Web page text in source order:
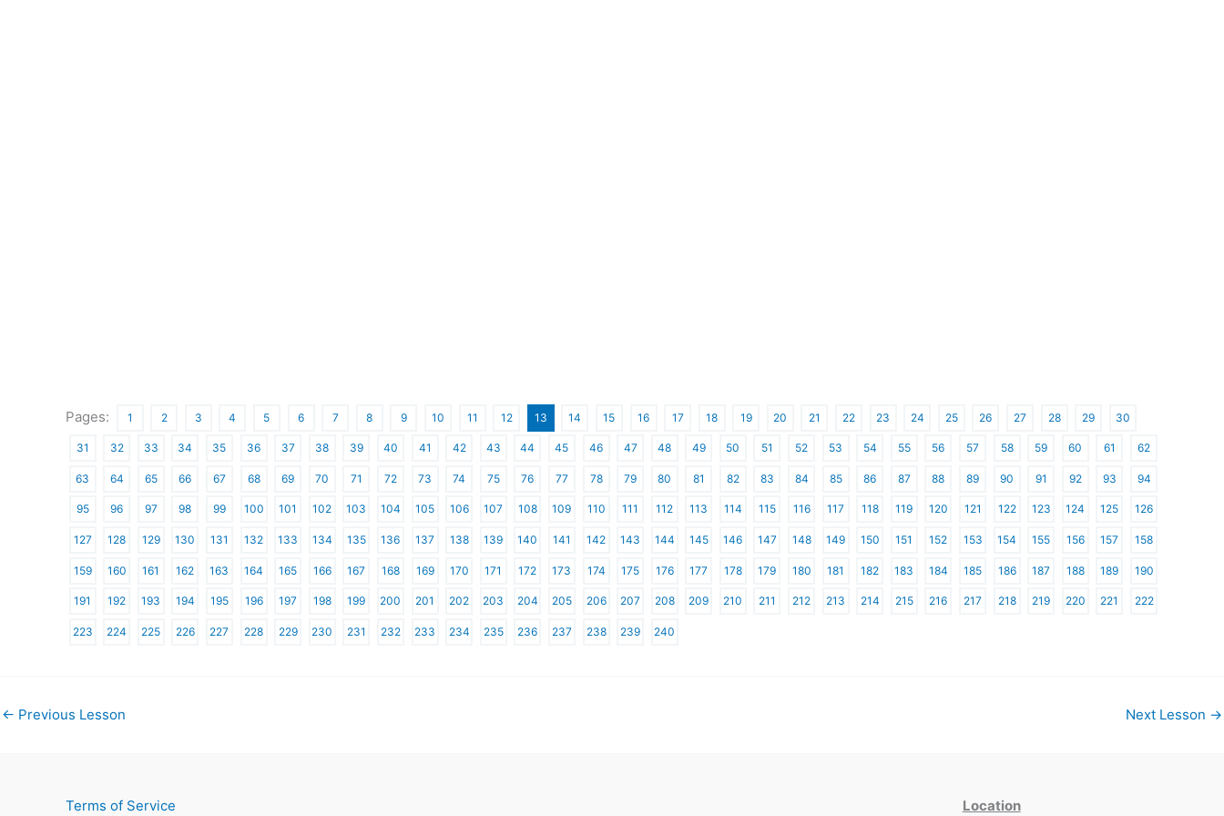
Pages: 1 2 3 4 5 6 7 8 9 10 11 12 13 14 15 16 17 18 19 20 21 22 23 24 25 26 27 28 29 30
31 32 33 34 35 36 37 38 39 40 41 42 43 44 45 46 47 48 49 50 51 52 53 54 55 56 57 58 59 60 61 62
63 64 65 66 67 68 69 70 71 72 73 74 75 76 77 78 79 80 81 82 83 84 85 86 87 88 89 90 91 92 93 94
95 96 97 98 99 100 101 102 103 104 105 106 107 108 109 110 111 112 113 114 115 116 117 118 119 120 121 122 123 124 125 126
127 128 129 130 131 132 133 134 135 136 137 138 139 140 141 142 143 144 145 146 147 148 149 150 151 152 153 154 155 156 157 158
159 160 161 162 163 164 165 166 167 168 169 170 171 172 173 174 175 176 177 178 179 180 181 182 183 184 185 186 187 188 189 190
191 192 193 194 195 196 197 198 199 200 201 202 203 204 205 206 207 208 209 210 211 212 213 214 215 216 217 218 219 220 221 222
223 224 225 226 227 228 229 230 231 232 233 234 235 236 237 238 239 240
← Previous Lesson Next Lesson →
Terms of Service Location